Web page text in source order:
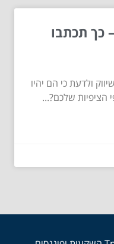
כך תכתבו
ולדעת כי הם יהיו
הציפיות שלכם?...